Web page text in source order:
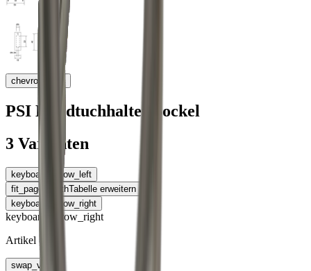
chevron_right
PSI Handtuchhalter Sockel
3 Varianten
keyboard_arrow_left
fit_page_widthTabelle erweitern
keyboard_arrow_right
keyboard_arrow_right
Artikel
swap_vert